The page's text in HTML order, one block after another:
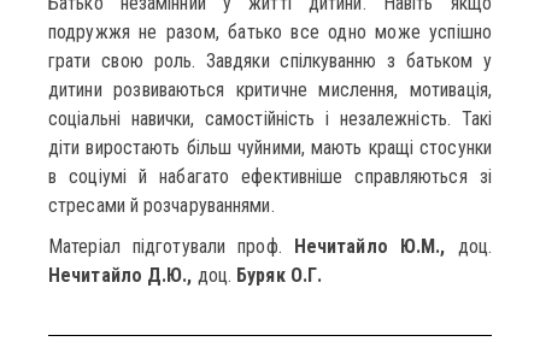
подружжя не разом, батько все одно може успішно
грати свою роль. Завдяки спілкуванню з батьком у
дитини розвиваються критичне мислення, мотивація,
соціальні навички, самостійність і незалежність. Такі
діти виростають більш чуйними, мають кращі стосунки
в соціумі й набагато ефективніше справляються зі
стресами й розчаруваннями.
Матеріал підготували проф. Нечитайло Ю.М., доц.
Нечитайло Д.Ю., доц. Буряк О.Г.